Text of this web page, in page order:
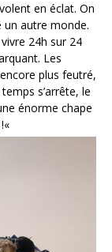
en éclat. On
autre monde.
24h sur 24
Les
plus feutré,
s’arrête, le
énorme chape
«